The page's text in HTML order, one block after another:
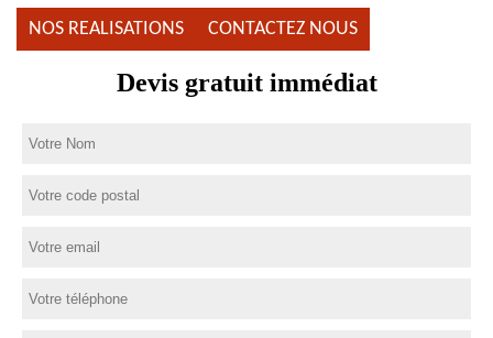
NOS REALISATIONS CONTACTEZ NOUS
Devis gratuit immédiat